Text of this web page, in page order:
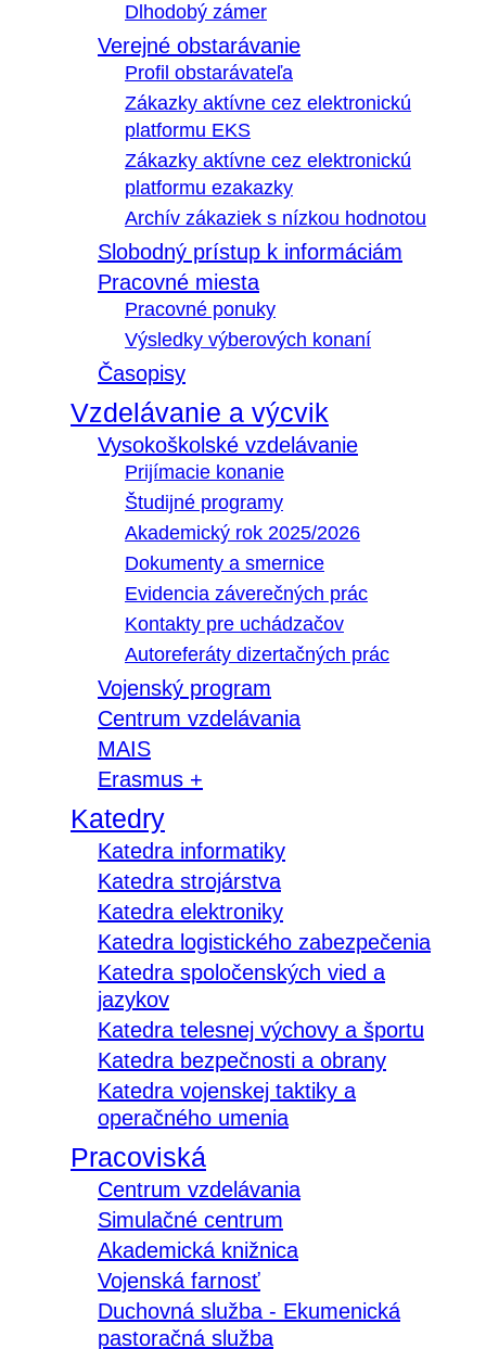
Dlhodobý zámer
Verejné obstarávanie
Profil obstarávateľa
Zákazky aktívne cez elektronickú
platformu EKS
Zákazky aktívne cez elektronickú
platformu ezakazky
Archív zákaziek s nízkou hodnotou
Slobodný prístup k informáciám
Pracovné miesta
Pracovné ponuky
Výsledky výberových konaní
Časopisy
Vzdelávanie a výcvik
Vysokoškolské vzdelávanie
Prijímacie konanie
Študijné programy
Akademický rok 2025/2026
Dokumenty a smernice
Evidencia záverečných prác
Kontakty pre uchádzačov
Autoreferáty dizertačných prác
Vojenský program
Centrum vzdelávania
MAIS
Erasmus +
Katedry
Katedra informatiky
Katedra strojárstva
Katedra elektroniky
Katedra logistického zabezpečenia
Katedra spoločenských vied a
jazykov
Katedra telesnej výchovy a športu
Katedra bezpečnosti a obrany
Katedra vojenskej taktiky a
operačného umenia
Pracoviská
Centrum vzdelávania
Simulačné centrum
Akademická knižnica
Vojenská farnosť
Duchovná služba - Ekumenická
pastoračná služba